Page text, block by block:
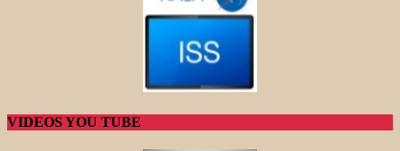
VIDEOS YOU TUBE